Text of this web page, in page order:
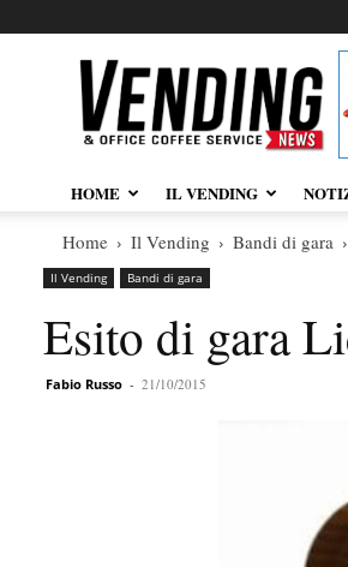
Vendingnews.it
HOME IL VENDING
Home Il Vending Bandi di gara
Il Vending Bandi di gara
Esito di gara
Fabio Russo - 21/10/2015